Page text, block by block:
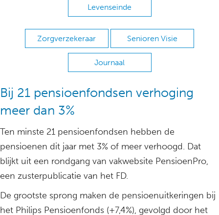
Levenseinde
Zorgverzekeraar Senioren Visie
Journaal
Bij 21 pensioenfondsen verhoging
meer dan 3%
Ten minste 21 pensioenfondsen hebben de
pensioenen dit jaar met 3% of meer verhoogd. Dat
blijkt uit een rondgang van vakwebsite PensioenPro,
een zusterpublicatie van het FD.
De grootste sprong maken de pensioenuitkeringen bij
het Philips Pensioenfonds (+7,4%), gevolgd door het